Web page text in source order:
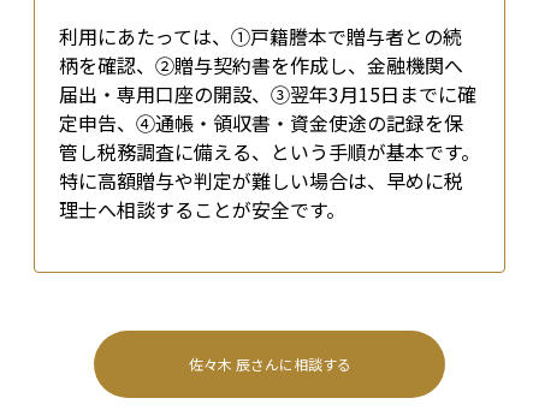
利用にあたっては、①戸籍謄本で贈与者との続
柄を確認、②贈与契約書を作成し、金融機関へ
届出・専用口座の開設、③翌年3月15日までに確
定申告、④通帳・領収書・資金使途の記録を保
管し税務調査に備える、という手順が基本です。
特に高額贈与や判定が難しい場合は、早めに税
理士へ相談することが安全です。
佐々木 辰さんに相談する